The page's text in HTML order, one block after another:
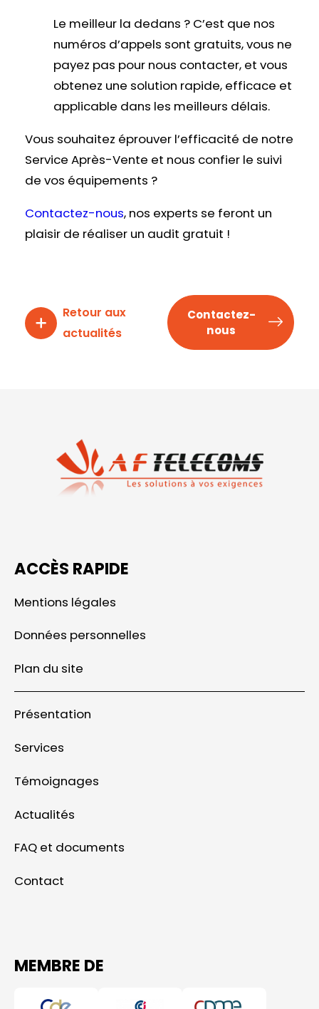
Le meilleur la dedans ? C’est que nos
numéros d’appels sont gratuits, vous ne
payez pas pour nous contacter, et vous
obtenez une solution rapide, efficace et
applicable dans les meilleurs délais.
Vous souhaitez éprouver l’efficacité de notre
Service Après-Vente et nous confier le suivi
de vos équipements ?
Contactez-nous, nos experts se feront un
plaisir de réaliser un audit gratuit !
Retour aux
actualités
Contactez-
nous
ACCÈS RAPIDE
Mentions légales
Données personnelles
Plan du site
Présentation
Services
Témoignages
Actualités
FAQ et documents
Contact
MEMBRE DE